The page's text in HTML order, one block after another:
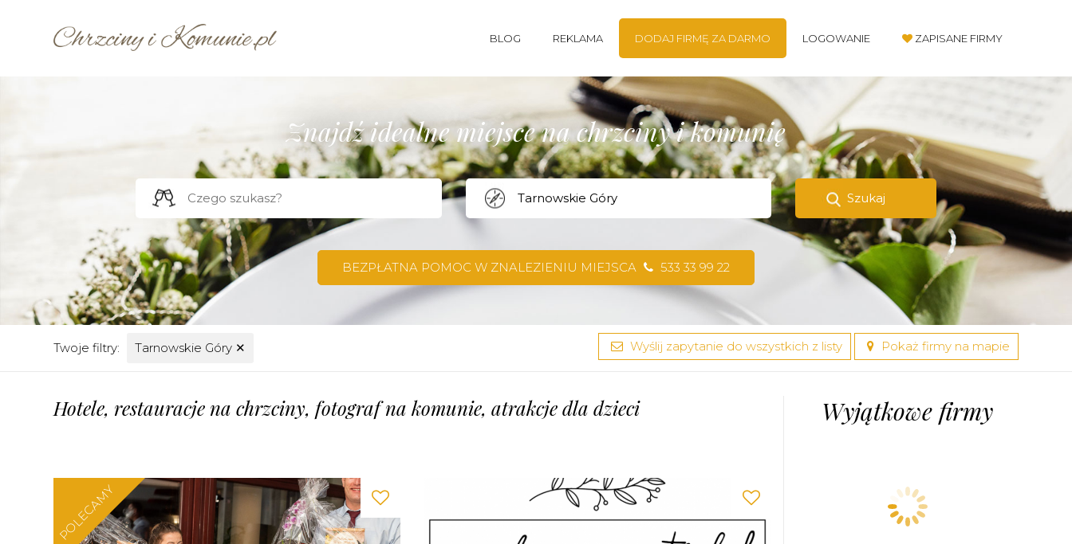
BLOG REKLAMA DODAJ FIRMĘ ZA DARMO LOGOWANIE ZAPISANE FIRMY
Znajdź idealne miejsce na chrzciny i komunię
Szukaj
BEZPŁATNA POMOC W ZNALEZIENIU MIEJSCA 533 33 99 22
Twoje filtry: Tarnowskie Góry ✕ Wyślij zapytanie do wszystkich z listy Pokaż firmy na mapie
Hotele, restauracje na chrzciny, fotograf na komunie, atrakcje dla dzieci
POLECAMY
Wyjątkowe firmy